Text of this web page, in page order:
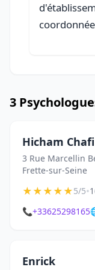
3
Hicham Chafi
3 Rue Marcellin
Frette-sur-Seine
★★★★★5/5•
📞+33625298165
Enrick